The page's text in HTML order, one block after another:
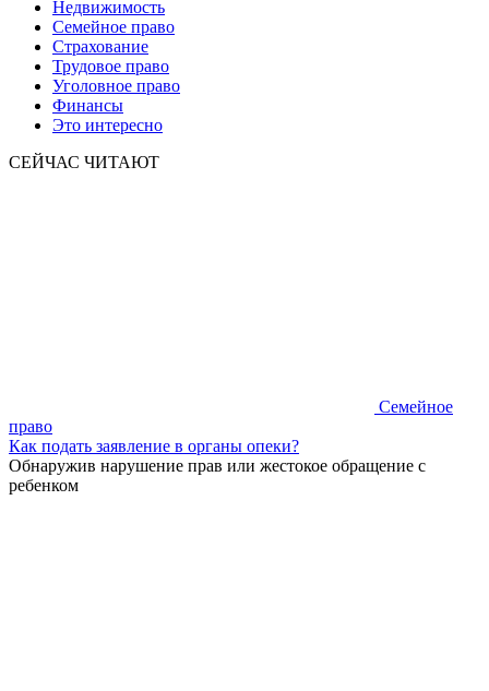
Недвижимость
Семейное право
Страхование
Трудовое право
Уголовное право
Финансы
Это интересно
СЕЙЧАС ЧИТАЮТ
Семейное
право
Как подать заявление в органы опеки?
Обнаружив нарушение прав или жестокое обращение с
ребенком